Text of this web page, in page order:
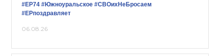
#ЕР74 #Южноуральское #СВОихНеБросаем
#ЕРпоздравляет
06.08.26